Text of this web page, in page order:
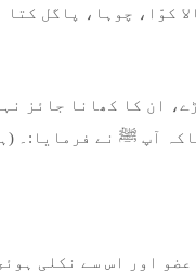
پاگل کتا اور «حدیا»۔
ان کا کھانا جائز
آپ ﷺ نے فرمایا:۔
عضو اور اس سے نکلی